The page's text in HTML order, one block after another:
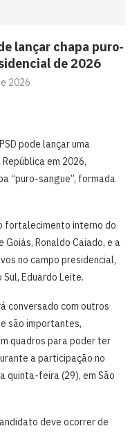
lançar chapa puro-
de 2026
2026
pode lançar uma
em 2026,
“puro-sangue”, formada
fortalecimento interno do
Ronaldo Caiado, e a
no campo presidencial,
Eduardo Leite.
conversado com outros
são importantes,
quadros para poder ter
a participação no
quinta-feira (29), em São
deve ocorrer de